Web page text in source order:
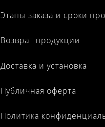
Этапы заказа и сроки
Возврат продукции
Доставка и установка
Публичная оферта
Политика